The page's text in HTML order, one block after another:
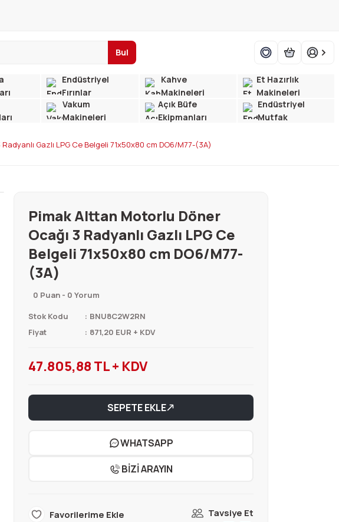
Bul
Endüstriyel
Fırınlar
Kahve
Makineleri
Et Hazırlık
Makineleri
Vakum
Makineleri
Açık Büfe
Ekipmanları
Endüstriyel
Mutfak
Gazlı LPG Ce Belgeli 71x50x80 cm DO6/M77-(3A)
Pimak Alttan Motorlu Döner
Ocağı 3 Radyanlı Gazlı LPG Ce
Belgeli 71x50x80 cm DO6/M77-
(3A)
0 Puan - 0 Yorum
Stok Kodu
BNU8C2W2RN
Fiyat
871,20 EUR + KDV
47.805,88 TL + KDV
SEPETE EKLE
WHATSAPP
BİZİ ARAYIN
Tavsiye Et